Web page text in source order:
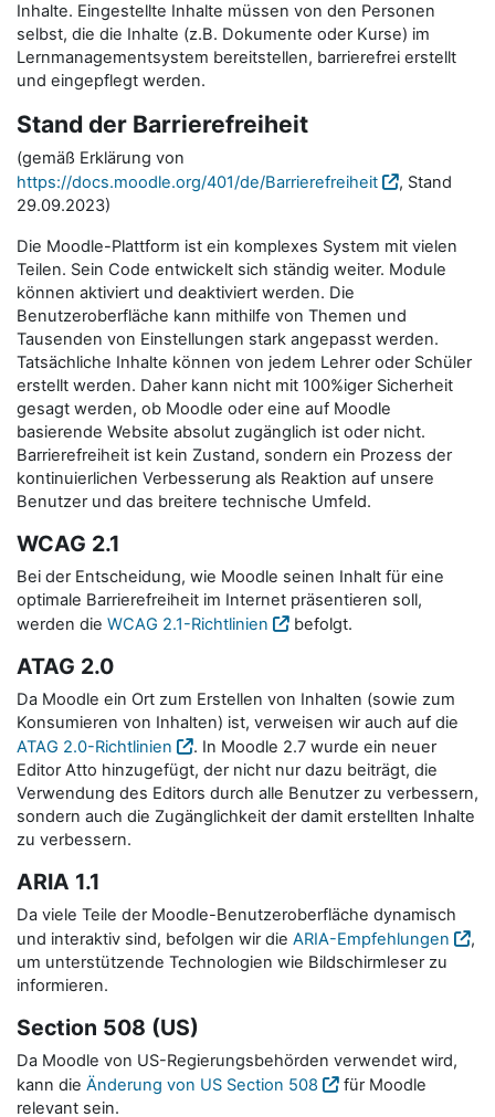
Inhalte. Eingestellte Inhalte müssen von den Personen
selbst, die die Inhalte (z.B. Dokumente oder Kurse) im
Lernmanagementsystem bereitstellen, barrierefrei erstellt
und eingepflegt werden.
Stand der Barrierefreiheit
(gemäß Erklärung von
https://docs.moodle.org/401/de/Barrierefreiheit
, Stand
29.09.2023)
Die Moodle-Plattform ist ein komplexes System mit vielen
Teilen. Sein Code entwickelt sich ständig weiter. Module
können aktiviert und deaktiviert werden. Die
Benutzeroberfläche kann mithilfe von Themen und
Tausenden von Einstellungen stark angepasst werden.
Tatsächliche Inhalte können von jedem Lehrer oder Schüler
erstellt werden. Daher kann nicht mit 100%iger Sicherheit
gesagt werden, ob Moodle oder eine auf Moodle
basierende Website absolut zugänglich ist oder nicht.
Barrierefreiheit ist kein Zustand, sondern ein Prozess der
kontinuierlichen Verbesserung als Reaktion auf unsere
Benutzer und das breitere technische Umfeld.
WCAG 2.1
Bei der Entscheidung, wie Moodle seinen Inhalt für eine
optimale Barrierefreiheit im Internet präsentieren soll,
werden die WCAG 2.1-Richtlinien befolgt.
ATAG 2.0
Da Moodle ein Ort zum Erstellen von Inhalten (sowie zum
Konsumieren von Inhalten) ist, verweisen wir auch auf die
ATAG 2.0-Richtlinien
. In Moodle 2.7 wurde ein neuer
Editor Atto hinzugefügt, der nicht nur dazu beiträgt, die
Verwendung des Editors durch alle Benutzer zu verbessern,
sondern auch die Zugänglichkeit der damit erstellten Inhalte
zu verbessern.
ARIA 1.1
Da viele Teile der Moodle-Benutzeroberfläche dynamisch
und interaktiv sind, befolgen wir die ARIA-Empfehlungen
,
um unterstützende Technologien wie Bildschirmleser zu
informieren.
Section 508 (US)
Da Moodle von US-Regierungsbehörden verwendet wird,
kann die Änderung von US Section 508
für Moodle
relevant sein.